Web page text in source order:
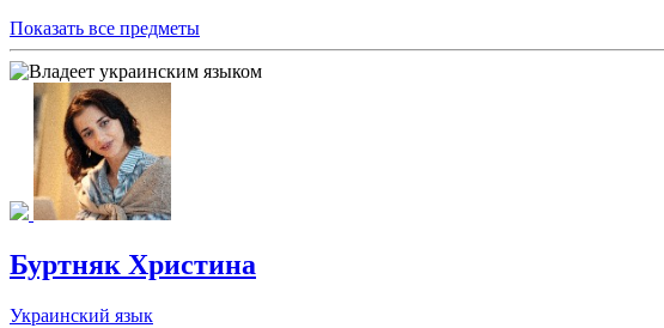
Показать все предметы
Буртняк Христина
Украинский язык